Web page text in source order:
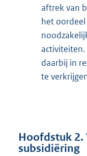
aftrek van
het
daarbij in
te
Hoofdstuk
subsidiëring